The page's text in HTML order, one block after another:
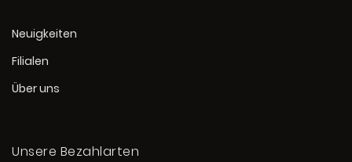
Neuigkeiten
Filialen
Über uns
Unsere Bezahlarten